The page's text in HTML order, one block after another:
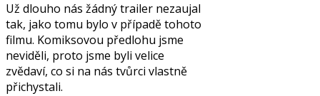
Už dlouho nás žádný trailer nezaujal
tak, jako tomu bylo v případě tohoto
filmu. Komiksovou předlohu jsme
neviděli, proto jsme byli velice
zvědaví, co si na nás tvůrci vlastně
přichystali.